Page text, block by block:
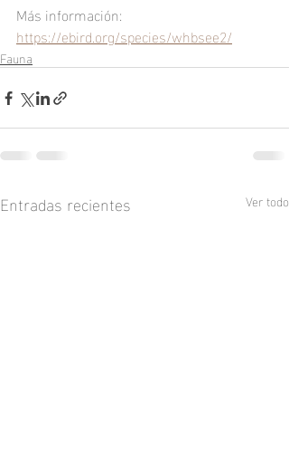
Más información:
https://ebird.org/species/whbsee2/
Fauna
Entradas recientes Ver todo